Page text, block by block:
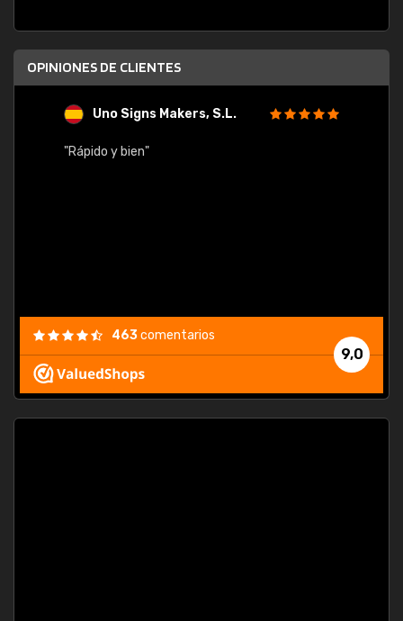
OPINIONES DE CLIENTES
Uno Signs Makers, S.L.
"Rápido y bien"
9,0
463comentarios